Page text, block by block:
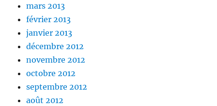
mars 2013
février 2013
janvier 2013
décembre 2012
novembre 2012
octobre 2012
septembre 2012
août 2012